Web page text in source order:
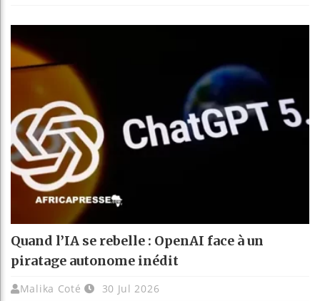
Quand l’IA se rebelle : OpenAI face à un
piratage autonome inédit
Malika Coté 30 Jul 2026